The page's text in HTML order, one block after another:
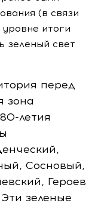
(в связи
итоги
зеленый свет
перед
зона
80-летия
Сосновый,
Героев
зеленые